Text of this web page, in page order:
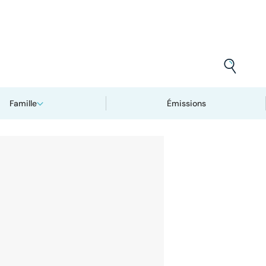
Famille Émissions